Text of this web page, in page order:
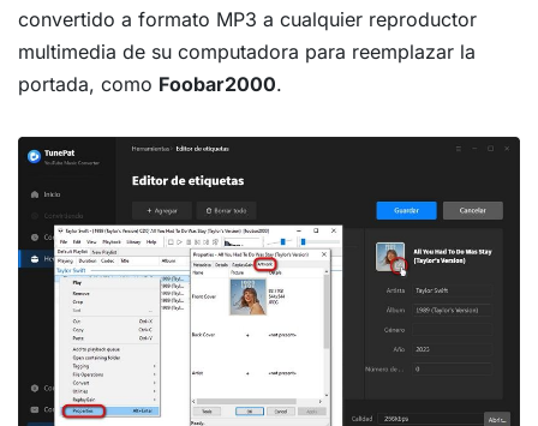
convertido a formato MP3 a cualquier reproductor
multimedia de su computadora para reemplazar la
portada, como Foobar2000.